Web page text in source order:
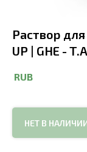
Раствор
UP | GHE -
RUB
НЕТ В